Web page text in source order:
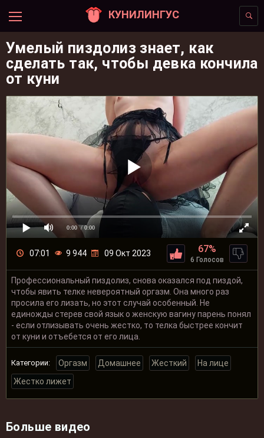
КУНИЛИНГУС
Умелый пиздолиз знает, как
сделать так, чтобы девка кончила
от куни
0:00 / 0:00
07:01 9 944 09 Окт 2023 67%
6 Голосов
Профессиональный пиздолиз, снова оказался под пиздой,
чтобы явить телке невероятный оргазм. Она много раз
просила его лизать, но этот случай особенный. Не
единожды стерев свой язык о женскую вагину парень понял
- если отлизывать очень жестко, то телка быстрее кончит
от куни и отъебется от его лица.
Категории: Оргазм Домашнее Жесткий
На лице
Жестко лижет
Больше видео